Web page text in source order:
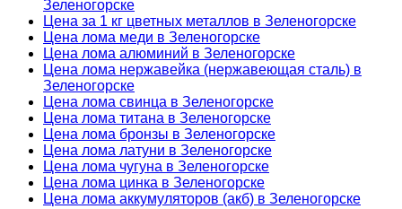
Зеленогорске
Цена за 1 кг цветных металлов в Зеленогорске
Цена лома меди в Зеленогорске
Цена лома алюминий в Зеленогорске
Цена лома нержавейка (нержавеющая сталь) в
Зеленогорске
Цена лома свинца в Зеленогорске
Цена лома титана в Зеленогорске
Цена лома бронзы в Зеленогорске
Цена лома латуни в Зеленогорске
Цена лома чугуна в Зеленогорске
Цена лома цинка в Зеленогорске
Цена лома аккумуляторов (акб) в Зеленогорске